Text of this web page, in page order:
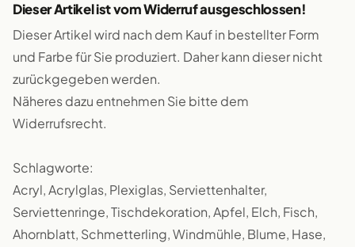
Dieser Artikel ist vom Widerruf ausgeschlossen!
Dieser Artikel wird nach dem Kauf in bestellter Form
und Farbe für Sie produziert. Daher kann dieser nicht
zurückgegeben werden.
Näheres dazu entnehmen Sie bitte dem
Widerrufsrecht.
Schlagworte:
Acryl, Acrylglas, Plexiglas, Serviettenhalter,
Serviettenringe, Tischdekoration, Apfel, Elch, Fisch,
Ahornblatt, Schmetterling, Windmühle, Blume, Hase,